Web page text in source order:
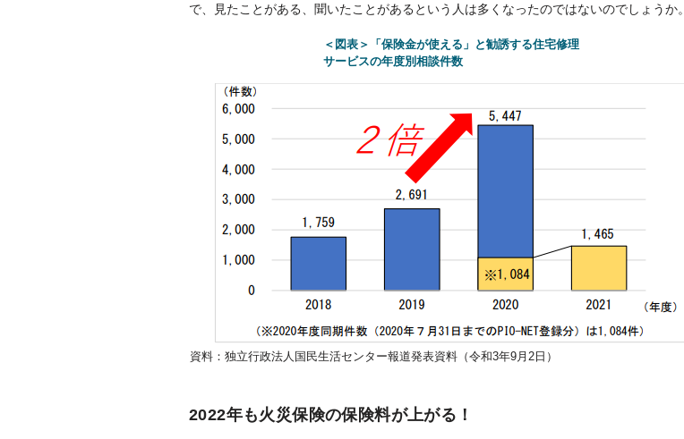
で、見たことがある、聞いたことがあるという人は多くなったのではないのでしょうか。
＜図表＞「保険金が使える」と勧誘する住宅修理
サービスの年度別相談件数
資料：独立行政法人国民生活センター報道発表資料（令和3年9月2日）
2022年も火災保険の保険料が上がる！